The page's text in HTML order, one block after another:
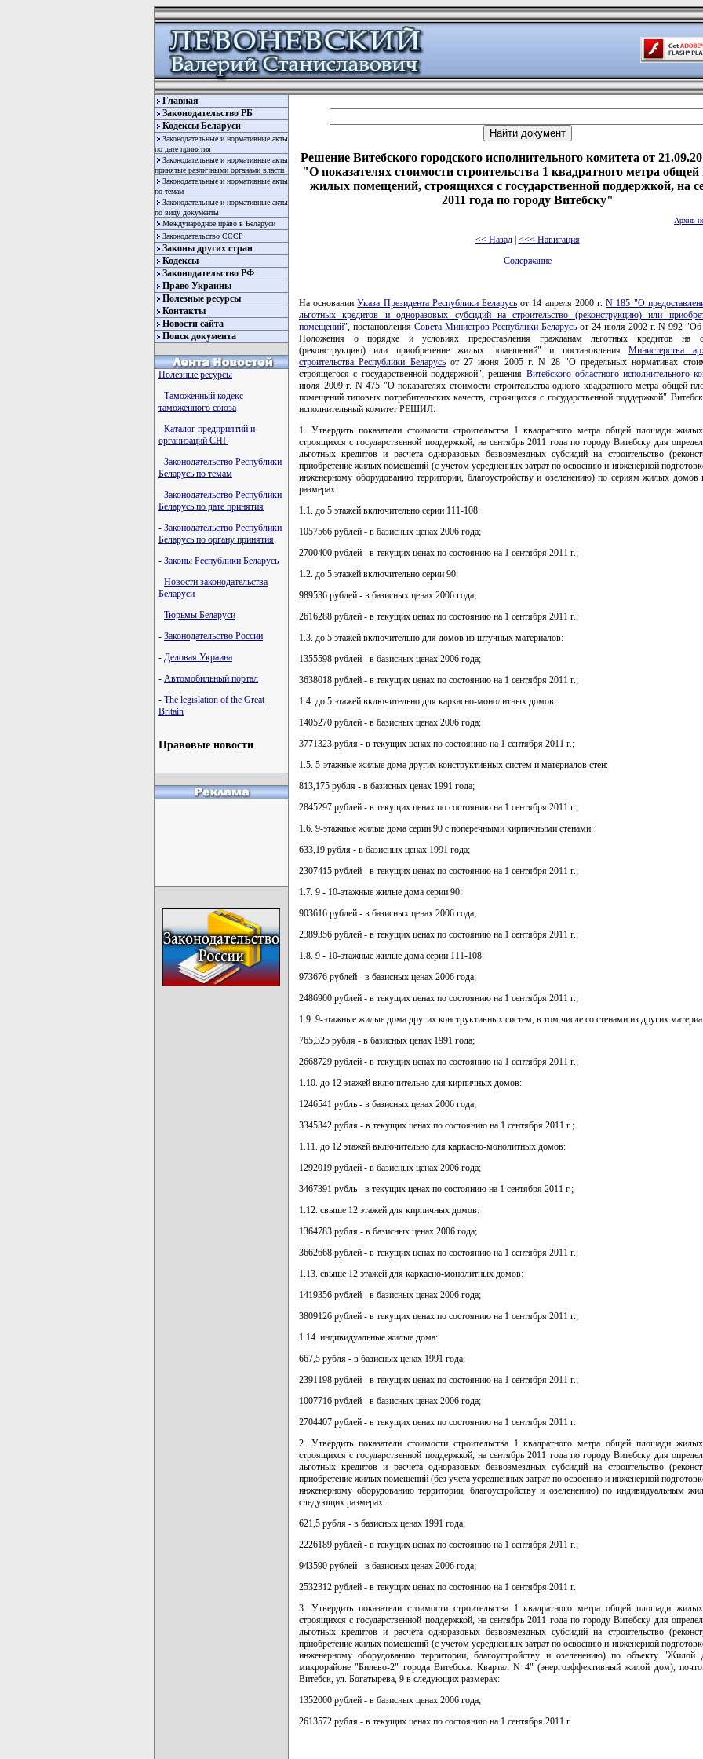
Главная
Законодательство РБ
Кодексы Беларуси
Законодательные и нормативные акты
по дате принятия
Законодательные и нормативные акты
принятые различными органами власти
Законодательные и нормативные акты
по темам
Законодательные и нормативные акты
по виду документы
Международное право в Беларуси
Законодательство СССР
Законы других стран
Кодексы
Законодательство РФ
Право Украины
Полезные ресурсы
Контакты
Новости сайта
Поиск документа
Полезные ресурсы
- Таможенный кодекс
таможенного союза
- Каталог предприятий и
организаций СНГ
- Законодательство Республики
Беларусь по темам
- Законодательство Республики
Беларусь по дате принятия
- Законодательство Республики
Беларусь по органу принятия
- Законы Республики Беларусь
- Новости законодательства
Беларуси
- Тюрьмы Беларуси
- Законодательство России
- Деловая Украина
- Автомобильный портал
- The legislation of the Great
Britain
Правовые новости
Решение Витебского городского исполнительного комитета от
"О показателях стоимости строительства 1 квадратного метра
жилых помещений, строящихся с государственной поддержкой, на
2011 года по городу Витебску"
Архив
<< Назад| <<< Навигация
Содержание
На основанииУказа Президента Республики Беларусь от 14 апреля 2000 г.N 185 "О
льготных кредитов и одноразовых субсидий на строительство (реконструкцию) или
помещений" , постановления Совета Министров Республики Беларусь от 24 июля 2002 г. N 992 "Об
Положения о порядке и условиях предоставления гражданам льготных кредитов на
(реконструкцию) или приобретение жилых помещений" и постановленияМинистерства
строительства Республики Беларусьот 27 июня 2005 г. N 28 "О предельных нормативах
строящегося с государственной поддержкой", решения Витебского областного исполнительного
июля 2009 г. N 475 "О показателях стоимости строительства одного квадратного метра общей
помещений типовых потребительских качеств, строящихся с государственной поддержкой"
исполнительный комитет РЕШИЛ:
1. Утвердить показатели стоимости строительства 1 квадратного метра общей площади
строящихся с государственной поддержкой, на сентябрь 2011 года по городу Витебску для
льготных кредитов и расчета одноразовых безвозмездных субсидий на строительство
приобретение жилых помещений (с учетом усредненных затрат по освоению и инженерной
инженерному оборудованию территории, благоустройству и озеленению) по сериям жилых
размерах:
1.1. до 5 этажей включительно серии 111-108:
1057566 рублей - в базисных ценах 2006 года;
2700400 рублей - в текущих ценах по состоянию на 1 сентября 2011 г.;
1.2. до 5 этажей включительно серии 90:
989536 рублей - в базисных ценах 2006 года;
2616288 рублей - в текущих ценах по состоянию на 1 сентября 2011 г.;
1.3. до 5 этажей включительно для домов из штучных материалов:
1355598 рублей - в базисных ценах 2006 года;
3638018 рублей - в текущих ценах по состоянию на 1 сентября 2011 г.;
1.4. до 5 этажей включительно для каркасно-монолитных домов:
1405270 рублей - в базисных ценах 2006 года;
3771323 рубля - в текущих ценах по состоянию на 1 сентября 2011 г.;
1.5. 5-этажные жилые дома других конструктивных систем и материалов стен:
813,175 рубля - в базисных ценах 1991 года;
2845297 рублей - в текущих ценах по состоянию на 1 сентября 2011 г.;
1.6. 9-этажные жилые дома серии 90 с поперечными кирпичными стенами:
633,19 рубля - в базисных ценах 1991 года;
2307415 рублей - в текущих ценах по состоянию на 1 сентября 2011 г.;
1.7. 9 - 10-этажные жилые дома серии 90:
903616 рублей - в базисных ценах 2006 года;
2389356 рублей - в текущих ценах по состоянию на 1 сентября 2011 г.;
1.8. 9 - 10-этажные жилые дома серии 111-108:
973676 рублей - в базисных ценах 2006 года;
2486900 рублей - в текущих ценах по состоянию на 1 сентября 2011 г.;
1.9. 9-этажные жилые дома других конструктивных систем, в том числе со стенами из других
765,325 рубля - в базисных ценах 1991 года;
2668729 рублей - в текущих ценах по состоянию на 1 сентября 2011 г.;
1.10. до 12 этажей включительно для кирпичных домов:
1246541 рубль - в базисных ценах 2006 года;
3345342 рубля - в текущих ценах по состоянию на 1 сентября 2011 г.;
1.11. до 12 этажей включительно для каркасно-монолитных домов:
1292019 рублей - в базисных ценах 2006 года;
3467391 рубль - в текущих ценах по состоянию на 1 сентября 2011 г.;
1.12. свыше 12 этажей для кирпичных домов:
1364783 рубля - в базисных ценах 2006 года;
3662668 рублей - в текущих ценах по состоянию на 1 сентября 2011 г.;
1.13. свыше 12 этажей для каркасно-монолитных домов:
1419356 рублей - в базисных ценах 2006 года;
3809126 рублей - в текущих ценах по состоянию на 1 сентября 2011 г.;
1.14. индивидуальные жилые дома:
667,5 рубля - в базисных ценах 1991 года;
2391198 рублей - в текущих ценах по состоянию на 1 сентября 2011 г.;
1007716 рублей - в базисных ценах 2006 года;
2704407 рублей - в текущих ценах по состоянию на 1 сентября 2011 г.
2. Утвердить показатели стоимости строительства 1 квадратного метра общей площади
строящихся с государственной поддержкой, на сентябрь 2011 года по городу Витебску для
льготных кредитов и расчета одноразовых безвозмездных субсидий на строительство
приобретение жилых помещений (без учета усредненных затрат по освоению и инженерной
инженерному оборудованию территории, благоустройству и озеленению) по индивидуальным
следующих размерах:
621,5 рубля - в базисных ценах 1991 года;
2226189 рублей - в текущих ценах по состоянию на 1 сентября 2011 г.;
943590 рублей - в базисных ценах 2006 года;
2532312 рублей - в текущих ценах по состоянию на 1 сентября 2011 г.
3. Утвердить показатели стоимости строительства 1 квадратного метра общей площади
строящихся с государственной поддержкой, на сентябрь 2011 года по городу Витебску для
льготных кредитов и расчета одноразовых безвозмездных субсидий на строительство
приобретение жилых помещений (с учетом усредненных затрат по освоению и инженерной
инженерному оборудованию территории, благоустройству и озеленению) по объекту
микрорайоне "Билево-2" города Витебска. Квартал N 4" (энергоэффективный жилой дом),
Витебск, ул. Богатырева, 9 в следующих размерах:
1352000 рублей - в базисных ценах 2006 года;
2613572 рубля - в текущих ценах по состоянию на 1 сентября 2011 г.